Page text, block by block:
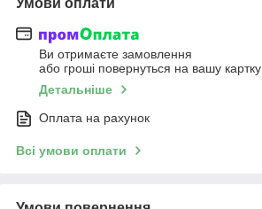
Ви отримаєте замовлення
або гроші повернуться на вашу картку
Детальніше
Оплата на рахунок
Всі умови оплати